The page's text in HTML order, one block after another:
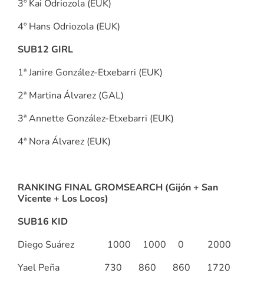
3º Kai Odriozola (EUK)
4º Hans Odriozola (EUK)
SUB12 GIRL
1ª Janire González-Etxebarri (EUK)
2ª Martina Álvarez (GAL)
3ª Annette González-Etxebarri (EUK)
4ª Nora Álvarez (EUK)
RANKING FINAL GROMSEARCH (Gijón + San
Vicente + Los Locos)
SUB16 KID
Diego Suárez 1000 1000 0 2000
Yael Peña 730 860 860 1720